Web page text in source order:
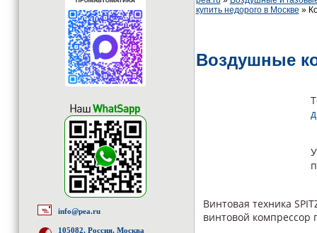
info@pea.ru
105082, Россия, Москва
купить недорого в Москве »
Воздушные
Винтовая техника
винтовой